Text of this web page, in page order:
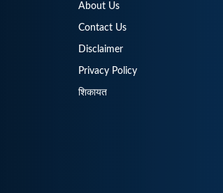
About Us
Contact Us
Disclaimer
Privacy Policy
शिकायत